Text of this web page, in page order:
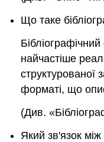
Що таке
найчастіше
структурованої
форматі, що
(Див.
Який зв'язок